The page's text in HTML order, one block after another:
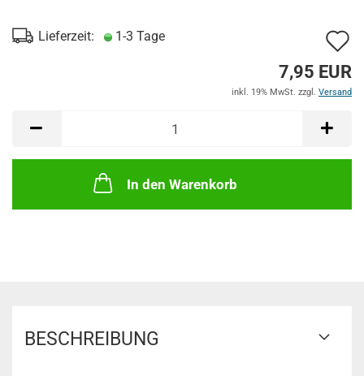
Lieferzeit: 1-3 Tage
7,95 EUR
inkl. 19% MwSt. zzgl. Versand
In den Warenkorb
BESCHREIBUNG